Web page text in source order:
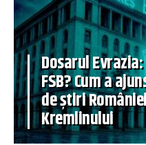
Dosarul
FSB? Cum a
de știri
Kremlinului